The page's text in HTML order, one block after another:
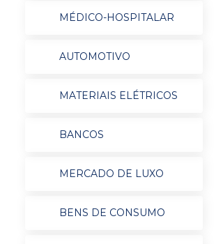
MÉDICO-HOSPITALAR
AUTOMOTIVO
MATERIAIS ELÉTRICOS
BANCOS
MERCADO DE LUXO
BENS DE CONSUMO